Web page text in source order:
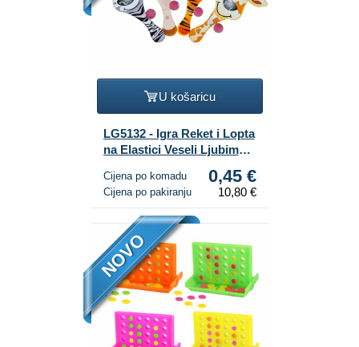
U košaricu
LG5132 - Igra Reket i Lopta
na Elastici Veseli Ljubimci
Cijena po komadu 0,45 €
Cijena po pakiranju 10,80 €
NOVO